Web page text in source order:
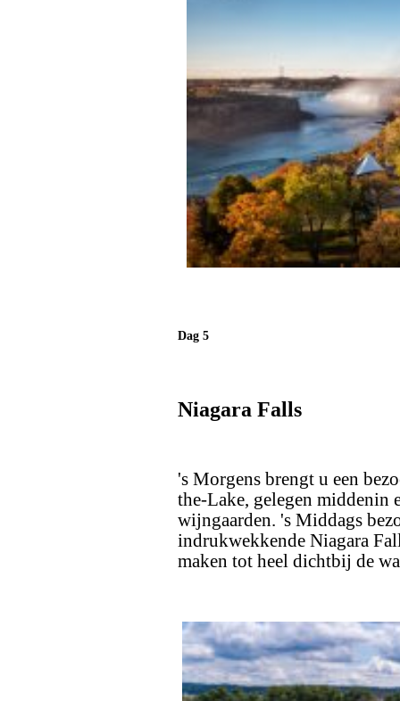
Dag 5
Niagara Falls
's Morgens brengt u een
the-Lake, gelegen middenin
wijngaarden. 's Middags
indrukwekkende Niagara
maken tot heel dichtbij de